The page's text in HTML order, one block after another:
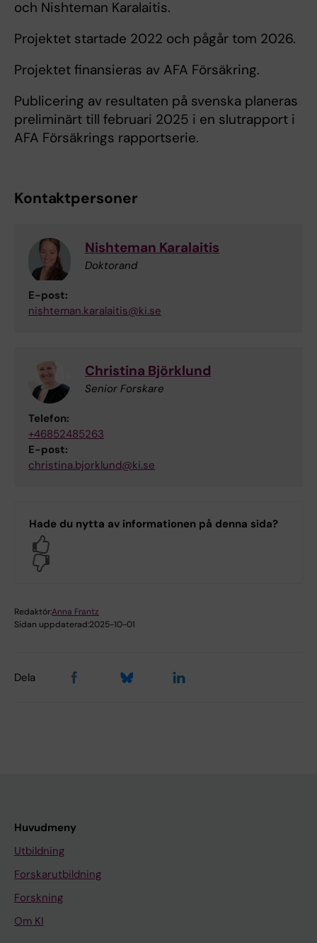
och Nishteman Karalaitis.
Projektet startade 2022 och pågår tom 2026.
Projektet finansieras av AFA Försäkring.
Publicering av resultaten på svenska planeras
preliminärt till februari 2025 i en slutrapport i
AFA Försäkrings rapportserie.
Kontaktpersoner
Nishteman Karalaitis
Doktorand
E-post:
nishteman.karalaitis@ki.se
Christina Björklund
Senior Forskare
Telefon:
+46852485263
E-post:
christina.bjorklund@ki.se
Hade du nytta av informationen på denna sida?
Redaktör:Anna Frantz
Sidan uppdaterad:2025-10-01
Dela
Huvudmeny
Utbildning
Forskarutbildning
Forskning
Om KI